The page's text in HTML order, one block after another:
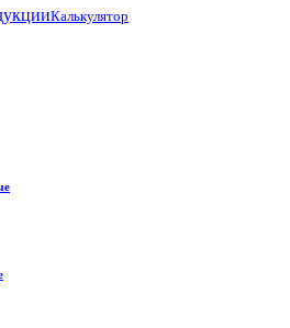
Калькулятор